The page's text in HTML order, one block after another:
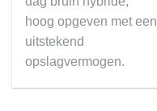
hoog opgeven met een
uitstekend
opslagvermogen.